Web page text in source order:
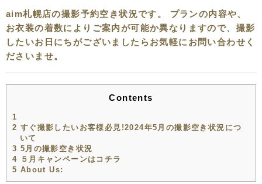
aim札幌店の撮影予約空き状況です。 プランの内容や、
お衣装の着数によりご案内が可能か異なりますので、撮影
したいお日にちがございましたらお気軽にお問い合わせく
ださいませ。
Contents
1
2 すぐ撮影したいお客様必見!2024年5月の撮影空き状況につ
いて
3 5月の撮影空き状況
4 ５月キャンペーンはコチラ
5 About Us: